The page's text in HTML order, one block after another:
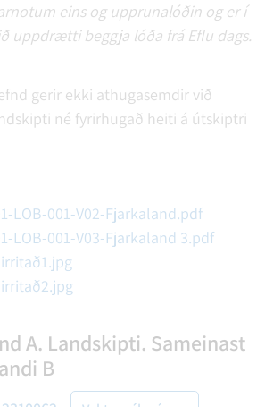
eins og upprunalóðin og er í
uppdrætti beggja lóða frá Eflu dags.
gerir ekki athugasemdir við
né fyrirhugað heiti á útskiptri
LOB-001-V02-Fjarkaland.pdf
LOB-001-V03-Fjarkaland 3.pdf
A. Landskipti. Sameinast
B